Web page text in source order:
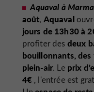
Aquaval à
août, Aquaval
jours de 13h30 à
profiter des deux
bouillonnants,
plein-air. Le prix
4€ , l'entrée est